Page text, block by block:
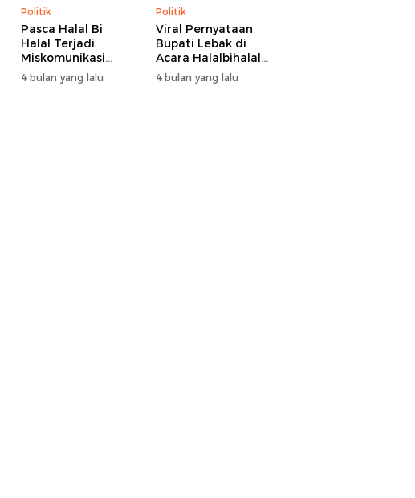
Politik
Pasca Halal Bi
Halal Terjadi
Miskomunikasi
Bupati-Wakil
Bupati Lebak, DPC
4 bulan yang lalu
Politik
Viral Pernyataan
Bupati Lebak di
Acara Halalbihalal,
Tokoh Pemuda
Minta Bersatu
4 bulan yang lalu